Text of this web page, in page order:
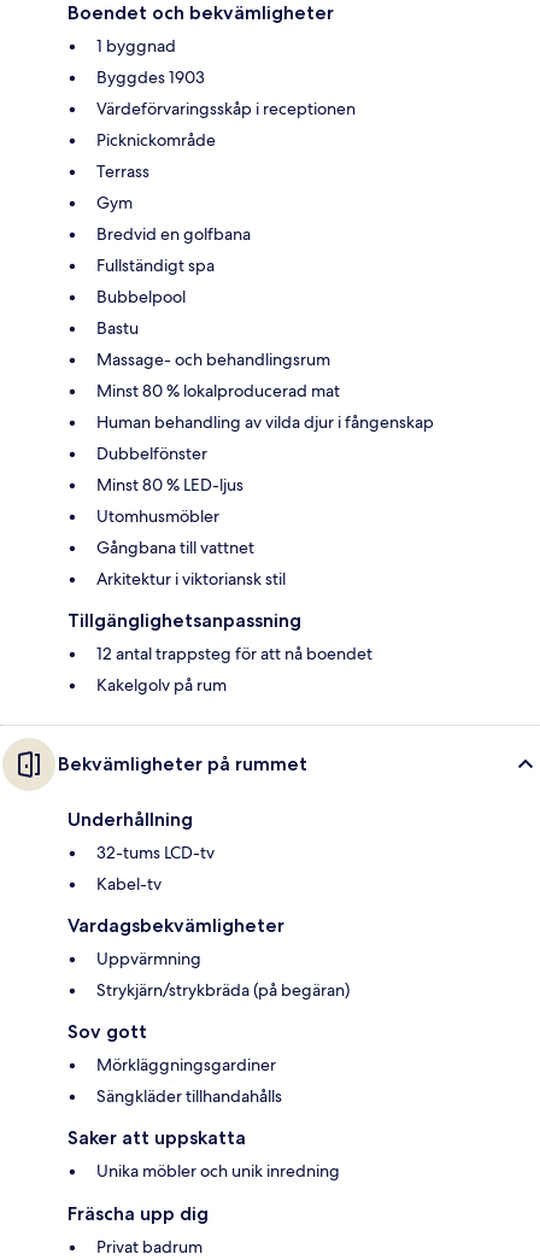
Boendet och bekvämligheter
1 byggnad
Byggdes 1903
Värdeförvaringsskåp i receptionen
Picknickområde
Terrass
Gym
Bredvid en golfbana
Fullständigt spa
Bubbelpool
Bastu
Massage- och behandlingsrum
Minst 80 % lokalproducerad mat
Human behandling av vilda djur i fångenskap
Dubbelfönster
Minst 80 % LED-ljus
Utomhusmöbler
Gångbana till vattnet
Arkitektur i viktoriansk stil
Tillgänglighetsanpassning
12 antal trappsteg för att nå boendet
Kakelgolv på rum
Bekvämligheter på rummet
Underhållning
32-tums LCD-tv
Kabel-tv
Vardagsbekvämligheter
Uppvärmning
Strykjärn/strykbräda (på begäran)
Sov gott
Mörkläggningsgardiner
Sängkläder tillhandahålls
Saker att uppskatta
Unika möbler och unik inredning
Fräscha upp dig
Privat badrum